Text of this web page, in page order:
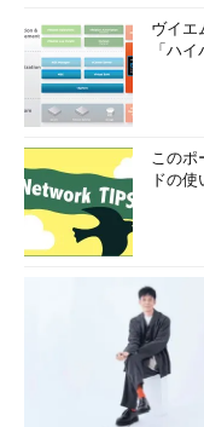
画面2 gzipコマン
ところ
増分バックアップを行
xfsdumpコマンドは
ヴイエ
「ハ
このポ
ドの使